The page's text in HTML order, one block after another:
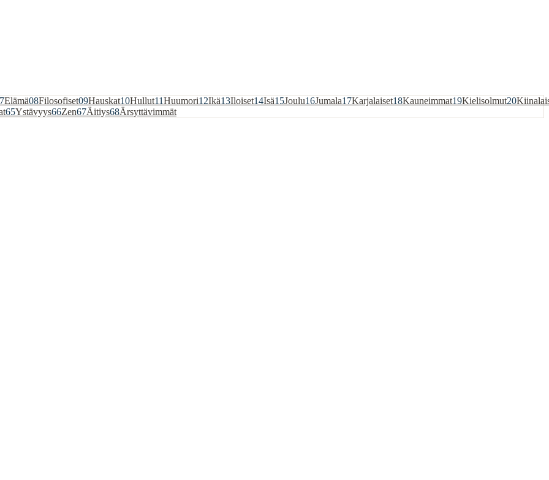
Elämä08Filosofiset09Hauskat10Hullut11Huumori12Ikä13Iloiset14Isä15Joulu16Jumala17Karjalaiset18Kauneimmat19Kielisolmut20
65Ystävyys66Zen67Äitiys68Ärsyttävimmät